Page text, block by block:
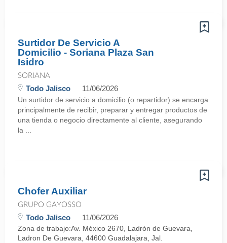
Surtidor De Servicio A
Domicilio - Soriana Plaza San
Isidro
SORIANA
Todo Jalisco 11/06/2026
Un surtidor de servicio a domicilio (o repartidor) se encarga
principalmente de recibir, preparar y entregar productos de
una tienda o negocio directamente al cliente, asegurando
la ...
Chofer Auxiliar
GRUPO GAYOSSO
Todo Jalisco 11/06/2026
Zona de trabajo:Av. México 2670, Ladrón de Guevara,
Ladron De Guevara, 44600 Guadalajara, Jal.